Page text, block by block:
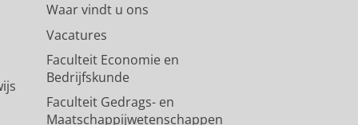
Waar vindt u ons
Vacatures
Faculteit Economie en
Bedrijfskunde
Faculteit Gedrags- en
Maatschappijwetenschappen